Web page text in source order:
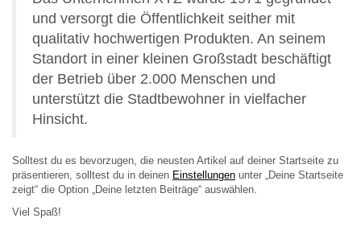
und versorgt die Öffentlichkeit seither mit
qualitativ hochwertigen Produkten. An seinem
Standort in einer kleinen Großstadt beschäftigt
der Betrieb über 2.000 Menschen und
unterstützt die Stadtbewohner in vielfacher
Hinsicht.
Solltest du es bevorzugen, die neusten Artikel auf deiner Startseite zu
präsentieren, solltest du in deinen Einstellungen unter „Deine Startseite
zeigt“ die Option „Deine letzten Beiträge“ auswählen.
Viel Spaß!